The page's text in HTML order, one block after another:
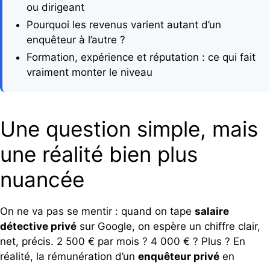
ou dirigeant
Pourquoi les revenus varient autant d’un
enquêteur à l’autre ?
Formation, expérience et réputation : ce qui fait
vraiment monter le niveau
Une question simple, mais
une réalité bien plus
nuancée
On ne va pas se mentir : quand on tape salaire
détective privé sur Google, on espère un chiffre clair,
net, précis. 2 500 € par mois ? 4 000 € ? Plus ? En
réalité, la rémunération d’un enquêteur privé en